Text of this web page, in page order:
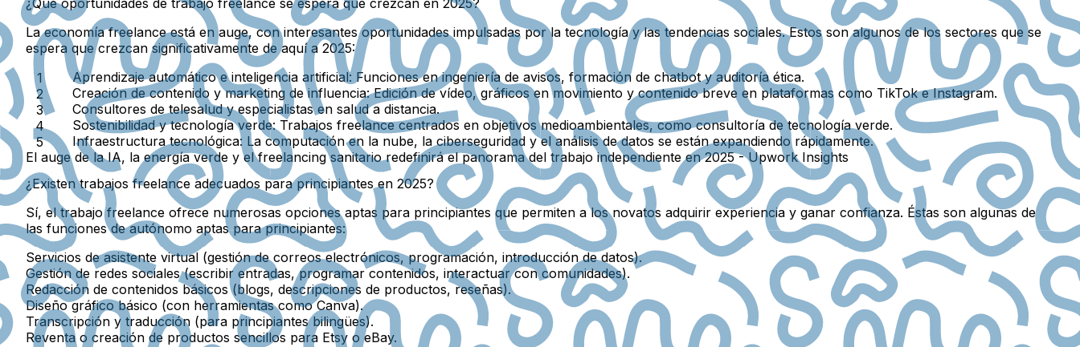
La economía freelance está en auge, con interesantes oportunidades impulsadas por la tecnología y las tendencias sociales. Estos son algunos de los sectores que se
espera que crezcan significativamente de aquí a 2025:
Aprendizaje automático e inteligencia artificial: Funciones en ingeniería de avisos, formación de chatbot y auditoría ética.
Creación de contenido y marketing de influencia:Edición de vídeo, gráficos en movimiento y contenido breve en plataformas como TikTok e Instagram.
Consultores de telesalud y especialistas en salud a distancia.
Sostenibilidad y tecnología verde: Trabajos freelance centrados en objetivos medioambientales, como consultoría de tecnología verde.
Infraestructura tecnológica: La computación en la nube, la ciberseguridad y el análisis de datos se están expandiendo rápidamente.
El auge de la IA, la energía verde y el freelancing sanitario redefinirá el panorama del trabajo independiente en 2025 - Upwork Insights
¿Existen trabajos freelance adecuados para principiantes en 2025?
Sí, el trabajo freelance ofrece numerosas opciones aptas para principiantes que permiten a los novatos adquirir experiencia y ganar confianza. Éstas son algunas de
las funciones de autónomo aptas para principiantes:
Servicios de asistente virtual (gestión de correos electrónicos, programación, introducción de datos).
Gestión de redes sociales (escribir entradas, programar contenidos, interactuar con comunidades).
Redacción de contenidos básicos (blogs, descripciones de productos, reseñas).
Diseño gráfico básico (con herramientas como Canva).
Transcripción y traducción (para principiantes bilingües).
Reventa o creación de productos sencillos para Etsy o eBay.